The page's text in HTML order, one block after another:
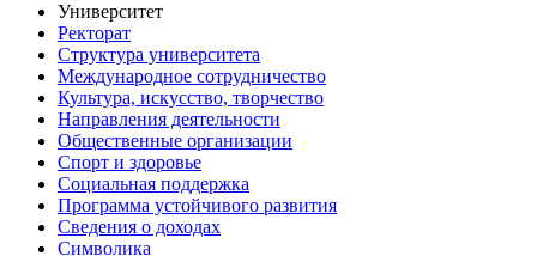
Университет
Ректорат
Структура университета
Международное сотрудничество
Культура, искусство, творчество
Направления деятельности
Общественные организации
Спорт и здоровье
Социальная поддержка
Программа устойчивого развития
Сведения о доходах
Символика